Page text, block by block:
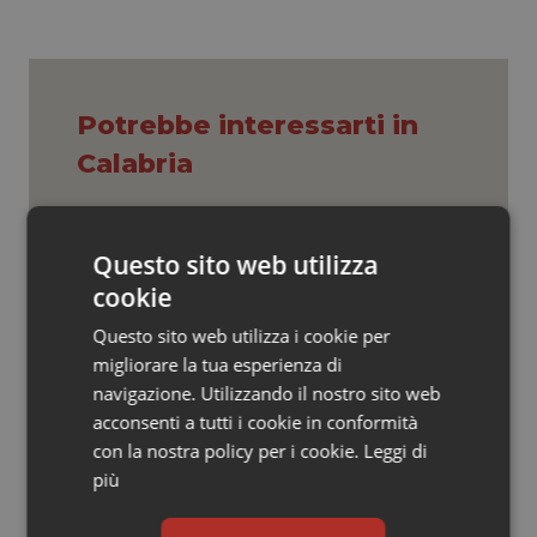
Veneto
Oncoematologia
Oncologia & Nutrizione
Quotidiano Cardiologia
Quotidiano Chirurgia
Quotidiano Oncologia
Quotidiano Pediatria
Potrebbe interessarti in
Calabria
Spallanzani: capire la ricerca per
comprendere il presente
Regione Lombardia scrive al ministro
Schillaci: “Gli attuali indicatori non
fotografano la qualità reale del Ssn”
Case di comunità. La sfida ora è
Questo sito web utilizza
cookie
Questo sito web utilizza i cookie per
migliorare la tua esperienza di
navigazione. Utilizzando il nostro sito web
acconsenti a tutti i cookie in conformità
con la nostra policy per i cookie. Leggi di
più